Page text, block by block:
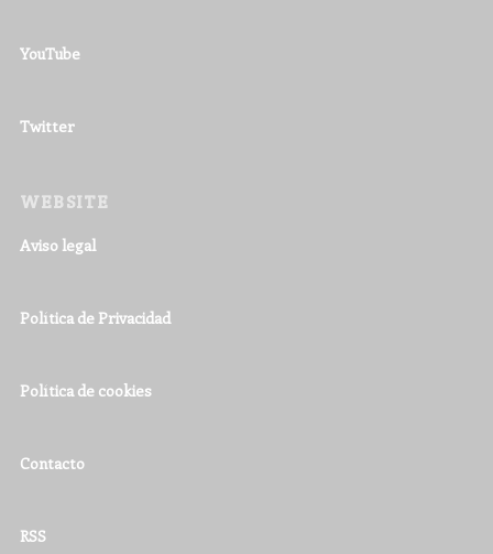
YouTube
Twitter
WEBSITE
Aviso legal
Política de Privacidad
Política de cookies
Contacto
RSS